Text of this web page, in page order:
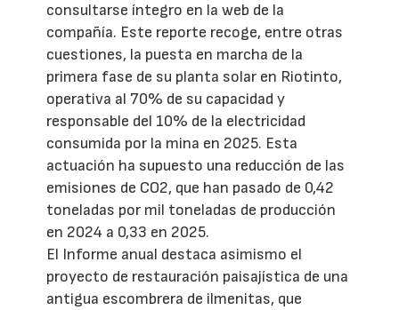
consultarse íntegro en la web de la
compañía. Este reporte recoge, entre otras
cuestiones, la puesta en marcha de la
primera fase de su planta solar en Riotinto,
operativa al 70% de su capacidad y
responsable del 10% de la electricidad
consumida por la mina en 2025. Esta
actuación ha supuesto una reducción de las
emisiones de CO2, que han pasado de 0,42
toneladas por mil toneladas de producción
en 2024 a 0,33 en 2025.
El Informe anual destaca asimismo el
proyecto de restauración paisajística de una
antigua escombrera de ilmenitas, que